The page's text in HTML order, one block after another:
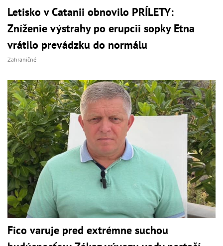
Letisko v Catanii obnovilo PRÍLETY:
Zníženie výstrahy po erupcii sopky Etna
vrátilo prevádzku do normálu
Zahraničné
Fico varuje pred extrémne suchou